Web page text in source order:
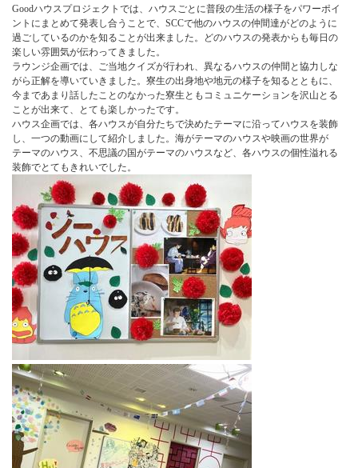
Goodハウスプロジェクトでは、ハウスごとに普段の生活の様子をパワーポイ
ントにまとめて発表し合うことで、SCCで他のハウスの仲間達がどのように
過ごしているのかを知ることが出来ました。どのハウスの発表からも毎日の
楽しい雰囲気が伝わってきました。
ラウンジ企画では、ご当地クイズが行われ、異なるハウスの仲間と協力しな
がら正解を導いていきました。寮生の出身地や地元の様子を知るとともに、
今まであまり話したことのなかった寮生ともコミュニケーションを沢山とる
ことが出来て、とても楽しかったです。
ハウス企画では、各ハウスが自分たちで決めたテーマに沿ってハウスを装飾
し、一つの動画にして紹介しました。海がテーマのハウスや映画の世界が
テーマのハウス、不思議の国がテーマのハウスなど、各ハウスの個性溢れる
装飾でとてもきれいでした。